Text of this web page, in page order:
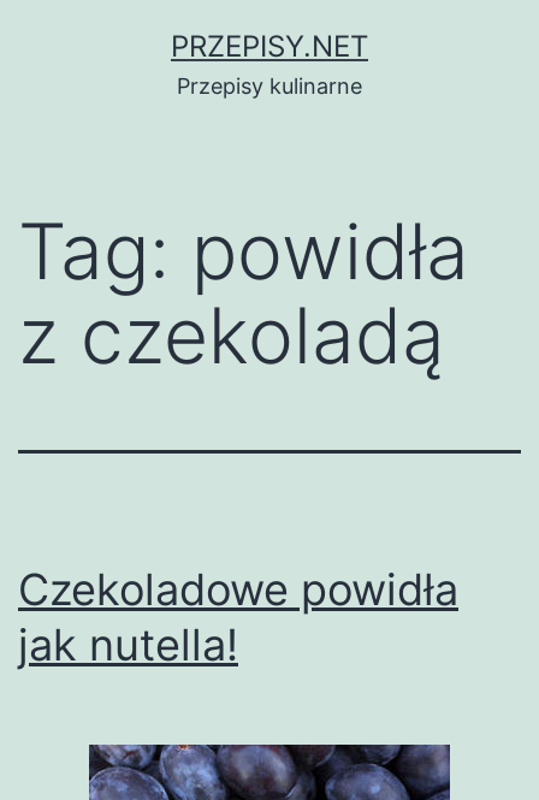
PRZEPISY.NET
Przepisy kulinarne
Tag: powidła
z czekoladą
Czekoladowe powidła
jak nutella!